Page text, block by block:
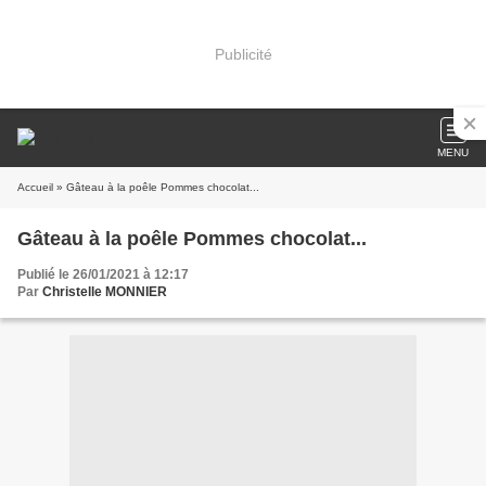
Publicité
MENU
Accueil » Gâteau à la poêle Pommes chocolat...
Gâteau à la poêle Pommes chocolat...
Publié le 26/01/2021 à 12:17
Par Christelle MONNIER